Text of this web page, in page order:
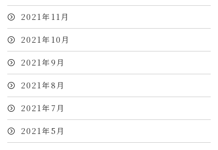
2021年11月
2021年10月
2021年9月
2021年8月
2021年7月
2021年5月